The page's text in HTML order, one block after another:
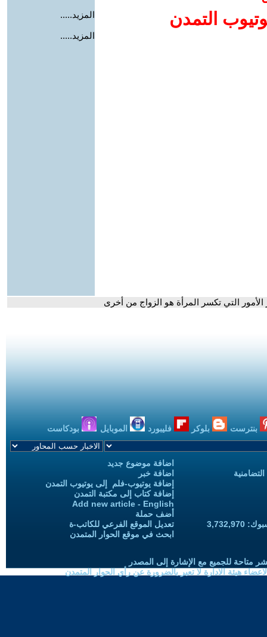
التمدن
المزيد.....
المزيد.....
التي تكسر المرأة هو الزواج من أخرى
بنترست بلوكر فليبورد الموبايل بودكاست
اضافة موضوع جديد
اضافة خبر
إضافة يوتيوب-فلم إلى يوتيوب التمدن
إضافة كتاب إلى مكتبة التمدن
Add new article - English
أضف حملة
تعديل الموقع الفرعي للكاتب-ة
ابحث في موقع الحوار المتمدن
متاحة للجميع مع الإشارة إلى المصدر
هيئة الادارة لا تعبر بالضرورة عن رأي الحوار المتمدن